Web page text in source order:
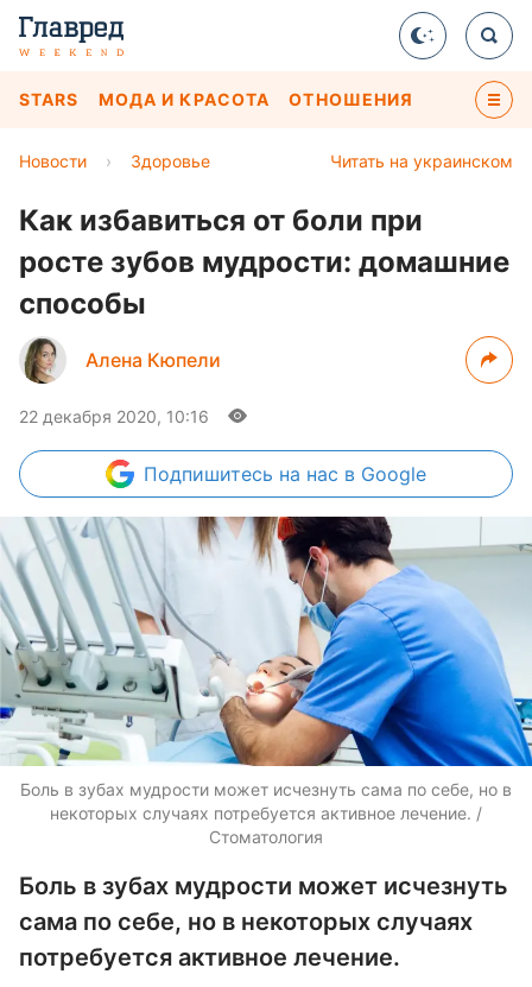
STARS МОДА И КРАСОТА ОТНОШЕНИЯ
Читать на украинском
Новости › Здоровье
Как избавиться от боли при
росте зубов мудрости: домашние
способы
Алена Кюпели
22 декабря 2020, 10:16
Подпишитесь на нас в Google
Боль в зубах мудрости может исчезнуть сама по себе, но в
некоторых случаях потребуется активное лечение. /
Стоматология
Боль в зубах мудрости может исчезнуть
сама по себе, но в некоторых случаях
потребуется активное лечение.